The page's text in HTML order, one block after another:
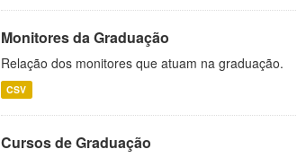
Monitores da Graduação
Relação dos monitores que atuam na graduação.
CSV
Cursos de Graduação